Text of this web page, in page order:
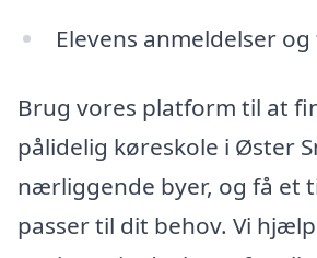
Elevens anmeldelser
Brug vores platform til at
pålidelig køreskole i Øster
nærliggende byer, og få et
passer til dit behov. Vi